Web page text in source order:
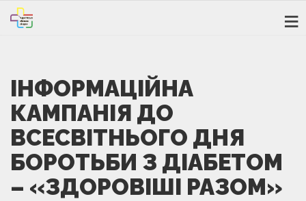
ІНФОРМАЦІЙНА
КАМПАНІЯ ДО
ВСЕСВІТНЬОГО ДНЯ
БОРОТЬБИ З ДІАБЕТОМ
– «ЗДОРОВІШІ РАЗОМ»